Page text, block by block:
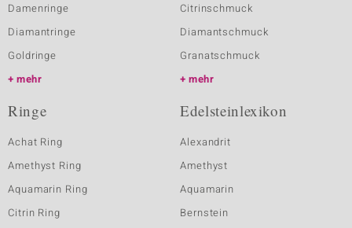
Damenringe
Diamantringe
Goldringe
mehr
Citrinschmuck
Diamantschmuck
Granatschmuck
mehr
Ringe
Achat Ring
Amethyst Ring
Aquamarin Ring
Citrin Ring
Edelsteinlexikon
Alexandrit
Amethyst
Aquamarin
Bernstein